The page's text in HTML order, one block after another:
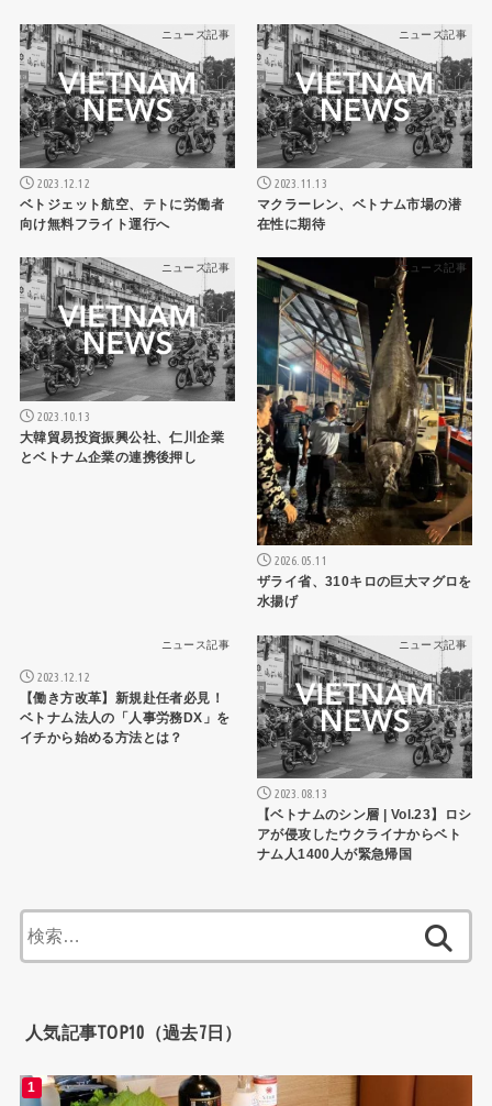
ニュース記事
2023.12.12
ベトジェット航空、テトに労働者
向け無料フライト運行へ
ニュース記事
2023.11.13
マクラーレン、ベトナム市場の潜
在性に期待
ニュース記事
2023.10.13
大韓貿易投資振興公社、仁川企業
とベトナム企業の連携後押し
ニュース記事
2026.05.11
ザライ省、310キロの巨大マグロを
水揚げ
ニュース記事
2023.12.12
【働き方改革】新規赴任者必見！
ベトナム法人の「人事労務DX」を
イチから始める方法とは？
ニュース記事
2023.08.13
【ベトナムのシン層 | Vol.23】ロシ
アが侵攻したウクライナからベト
ナム人1400人が緊急帰国
索:
人気記事TOP10（過去7日）